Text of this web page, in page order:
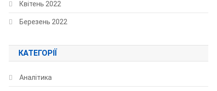
Квітень 2022
Березень 2022
КАТЕГОРІЇ
Аналітика